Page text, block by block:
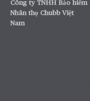
Công ty TNHH Bảo hiểm
Nhân thọ Chubb Việt
Nam